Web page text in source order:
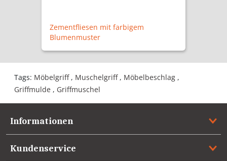
Zementfliesen mit farbigem
Blumenmuster
Tags: Möbelgriff , Muschelgriff , Möbelbeschlag ,
Griffmulde , Griffmuschel
Informationen
Kundenservice